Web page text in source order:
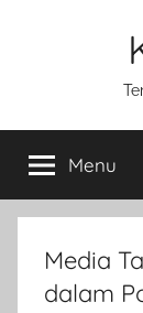
Menu
Media
dalam